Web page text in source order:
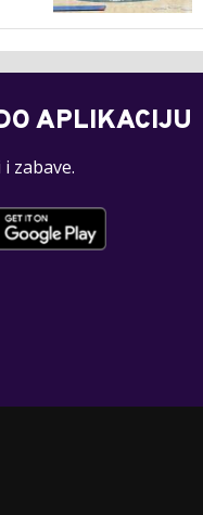
APLIKACIJU
zabave.